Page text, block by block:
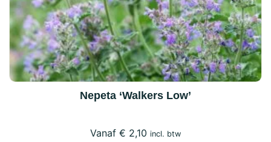
Nepeta ‘Walkers Low’
€ 2,10 incl. btw